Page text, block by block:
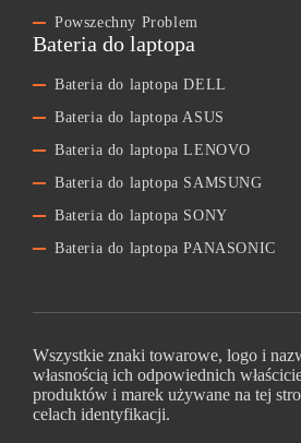
Powszechny Problem
Bateria do laptopa
Bateria do laptopa DELL
Bateria do laptopa ASUS
Bateria do laptopa LENOVO
Bateria do laptopa SAMSUNG
Bateria do laptopa SONY
Bateria do laptopa PANASONIC
Wszystkie znaki towarowe, logo i
własnością ich odpowiednich
produktów i marek używane na tej
celach identyfikacji.